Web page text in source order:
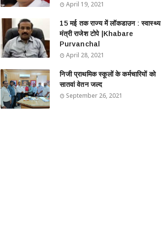
April 19, 2021
15 मई तक राज्य में लॉकडाउन : स्वास्थ्य
मंत्री राजेश टोपे |Khabare
Purvanchal
April 28, 2021
निजी प्राथमिक स्कूलों के कर्मचारियों को
सातवां वेतन जल्द
September 26, 2021